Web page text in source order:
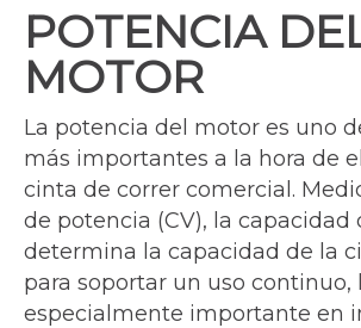
POTENCIA
MOTOR
La potencia del motor es uno
más importantes a la hora de
cinta de correr comercial.
de potencia (CV), la capacidad
determina la capacidad de la
para soportar un uso continuo,
especialmente importante en